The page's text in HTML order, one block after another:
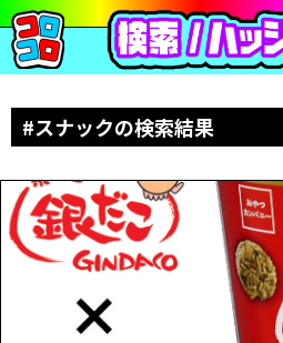
#スナックの検索結果